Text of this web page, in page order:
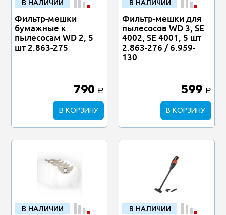
В НАЛИЧИИ
Фильтр-мешки
бумажные к
пылесосам WD 2, 5
шт 2.863-275
790 a
В КОРЗИНУ
В НАЛИЧИИ
Фильтр-мешки для
пылесосов WD 3, SE
4002, SE 4001, 5 шт
2.863-276 / 6.959-
130
599 a
В КОРЗИНУ
В НАЛИЧИИ В НАЛИЧИИ